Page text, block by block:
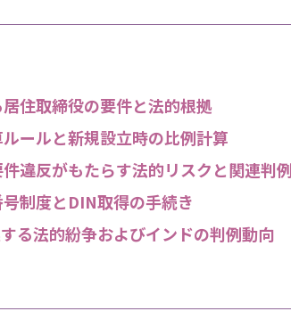
住取締役の要件と法的根拠
ールと新規設立時の比例計算
違反がもたらす法的リスクと関連判例
制度とDIN取得の手続き
る法的紛争およびインドの判例動向